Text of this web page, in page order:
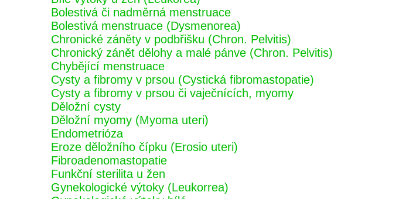
Bolestivá či nadměrná menstruace
Bolestivá menstruace (Dysmenorea)
Chronické záněty v podbřišku (Chron. Pelvitis)
Chronický zánět dělohy a malé pánve (Chron. Pelvitis)
Chybějící menstruace
Cysty a fibromy v prsou (Cystická fibromastopatie)
Cysty a fibromy v prsou či vaječnících, myomy
Děložní cysty
Děložní myomy (Myoma uteri)
Endometrióza
Eroze děložního čípku (Erosio uteri)
Fibroadenomastopatie
Funkční sterilita u žen
Gynekologické výtoky (Leukorrea)